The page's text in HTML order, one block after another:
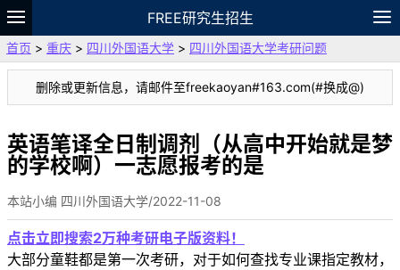
FREE研究生招生
题库
故事 专题 APP 笔记
论坛
VIP
资料
首页 > 重庆 > 四川外国语大学 > 四川外国语大学考研问题
删除或更新信息，请邮件至freekaoyan#163.com(#换成@)
英语笔译全日制调剂（从高中开始就是梦
的学校啊）一志愿报考的是
本站小编 四川外国语大学/2022-11-08
点击立即搜索2万种考研电子版资料！
大部分童鞋都是第一次考研，对于如何查找专业课指定教材，